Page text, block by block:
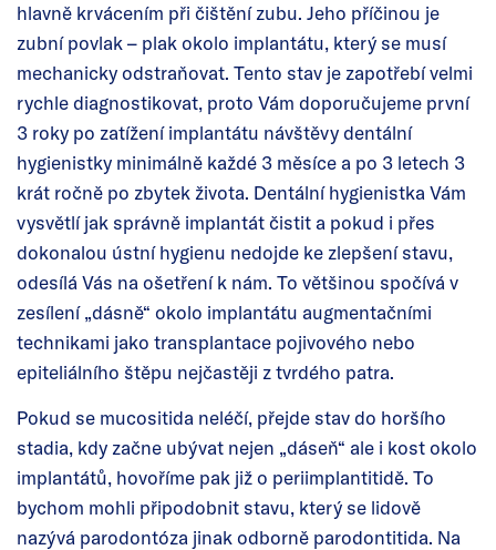
hlavně krvácením při čištění zubu. Jeho příčinou je
zubní povlak – plak okolo implantátu, který se musí
mechanicky odstraňovat. Tento stav je zapotřebí velmi
rychle diagnostikovat, proto Vám doporučujeme první
3 roky po zatížení implantátu návštěvy dentální
hygienistky minimálně každé 3 měsíce a po 3 letech 3
krát ročně po zbytek života. Dentální hygienistka Vám
vysvětlí jak správně implantát čistit a pokud i přes
dokonalou ústní hygienu nedojde ke zlepšení stavu,
odesílá Vás na ošetření k nám. To většinou spočívá v
zesílení „dásně“ okolo implantátu augmentačními
technikami jako transplantace pojivového nebo
epiteliálního štěpu nejčastěji z tvrdého patra.
Pokud se mucositida neléčí, přejde stav do horšího
stadia, kdy začne ubývat nejen „dáseň“ ale i kost okolo
implantátů, hovoříme pak již o periimplantitidě. To
bychom mohli připodobnit stavu, který se lidově
nazývá parodontóza jinak odborně parodontitida. Na